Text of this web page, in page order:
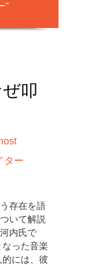
"
叩
ター
存在を語
いて解説
内氏で
った音楽
には、彼